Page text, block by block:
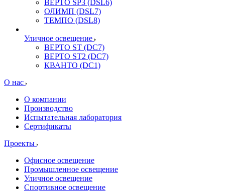
ВЕРТО SP3 (DSL6)
ОЛИМП (DSL7)
ТЕМПО (DSL8)
Уличное освещение
ВЕРТО ST (DC7)
ВЕРТО ST2 (DC7)
КВАНТО (DC1)
О нас
О компании
Производство
Испытательная лаборатория
Сертификаты
Проекты
Офисное освещение
Промышленное освещение
Уличное освещение
Спортивное освещение